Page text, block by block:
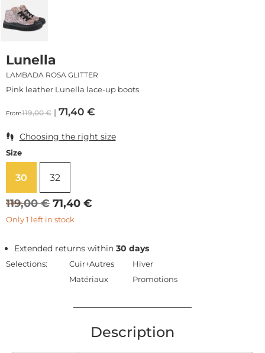
Lunella
LAMBADA ROSA GLITTER
Pink leather Lunella lace-up boots
From119,00€ 71,40 €
Choosing the right size
Size
30 32
Clear
119,00€ 71,40 €
Only 1 left in stock
Extended returns within30 days
Selections:
Cuir+Autres
Matériaux
Hiver
Promotions
Description